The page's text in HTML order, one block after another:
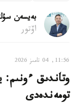
بەيسەن
اۆتور
11:56, 04 تامىز 2026
وتاندىق ءونىم:
تومەندەدى